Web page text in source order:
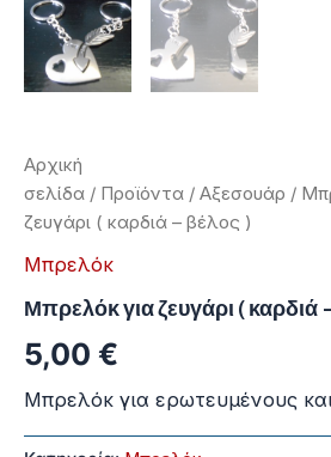
Αρχική
σελίδα / Προϊόντα / Αξεσουάρ /
ζευγάρι ( καρδιά – βέλος )
Μπρελόκ
Μπρελόκ για ζευγάρι ( καρδιά
5,00 €
Μπρελόκ για ερωτευμένους